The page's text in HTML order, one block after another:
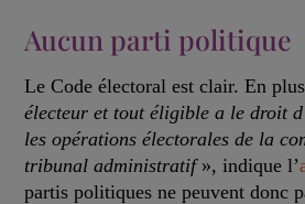
Aucun parti politique
Le Code électoral est clair. En
électeur et tout éligible a le droit
les opérations électorales de la
tribunal administratif», indique l’
partis politiques ne peuvent donc